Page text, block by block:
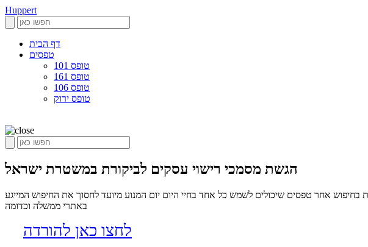
Huppert
דף הבית
טפסים
טופס 101
טופס 161
טופס 106
טופס ירוק
הגשת מסמכי רישוי עסקים לביקורת במשטרת ישראל
אחר טפסים שיכולים לשמש כל אחד בחיי היום יום המנוע מיועד לחסוך את החיפוש המייגע
באתרי ממשלה וכדומה
לחצו כאן להורדה